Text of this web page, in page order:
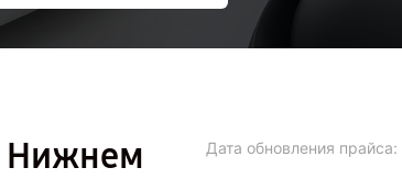
Нижнем
Дата обновления прайса: